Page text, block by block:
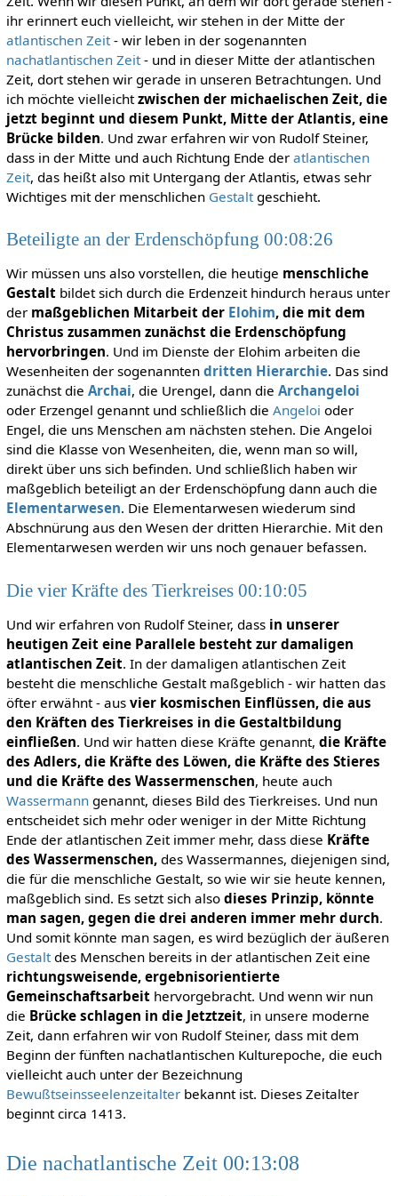
ihr erinnert euch vielleicht, wir stehen in der Mitte der
atlantischen Zeit- wir leben in der sogenannten
nachatlantischen Zeit- und in dieser Mitte der atlantischen
Zeit, dort stehen wir gerade in unseren Betrachtungen. Und
ich möchte vielleichtzwischen der michaelischen Zeit, die
jetzt beginnt und diesem Punkt, Mitte der Atlantis, eine
Brücke bilden. Und zwar erfahren wir von Rudolf Steiner,
dass in der Mitte und auch Richtung Ende der atlantischen
Zeit, das heißt also mit Untergang der Atlantis, etwas sehr
Wichtiges mit der menschlichen Gestaltgeschieht.
Beteiligte an der Erdenschöpfung 00:08:26
Wir müssen uns also vorstellen, die heutige menschliche
Gestaltbildet sich durch die Erdenzeit hindurch heraus unter
der maßgeblichen Mitarbeit der Elohim, die mit dem
Christus zusammen zunächst die Erdenschöpfung
hervorbringen. Und im Dienste der Elohim arbeiten die
Wesenheiten der sogenannten dritten Hierarchie. Das sind
zunächst die Archai, die Urengel, dann die Archangeloi
oder Erzengel genannt und schließlich die Angeloi oder
Engel, die uns Menschen am nächsten stehen. Die Angeloi
sind die Klasse von Wesenheiten, die, wenn man so will,
direkt über uns sich befinden. Und schließlich haben wir
maßgeblich beteiligt an der Erdenschöpfung dann auch die
Elementarwesen. Die Elementarwesen wiederum sind
Abschnürung aus den Wesen der dritten Hierarchie. Mit den
Elementarwesen werden wir uns noch genauer befassen.
Die vier Kräfte des Tierkreises 00:10:05
Und wir erfahren von Rudolf Steiner, dass in unserer
heutigen Zeit eine Parallele besteht zur damaligen
atlantischen Zeit. In der damaligen atlantischen Zeit
besteht die menschliche Gestalt maßgeblich - wir hatten das
öfter erwähnt - aus vier kosmischen Einflüssen, die aus
den Kräften des Tierkreises in die Gestaltbildung
einfließen. Und wir hatten diese Kräfte genannt, die Kräfte
des Adlers, die Kräfte des Löwen, die Kräfte des Stieres
und die Kräfte des Wassermenschen, heute auch
Wassermanngenannt, dieses Bild des Tierkreises. Und nun
entscheidet sich mehr oder weniger in der Mitte Richtung
Ende der atlantischen Zeit immer mehr, dass diese Kräfte
des Wassermenschen,des Wassermannes, diejenigen sind,
die für die menschliche Gestalt, so wie wir sie heute kennen,
maßgeblich sind. Es setzt sich also dieses Prinzip, könnte
man sagen, gegen die drei anderen immer mehr durch.
Und somit könnte man sagen, es wird bezüglich der äußeren
Gestaltdes Menschen bereits in der atlantischen Zeit eine
richtungsweisende, ergebnisorientierte
Gemeinschaftsarbeithervorgebracht. Und wenn wir nun
die Brücke schlagen in die Jetztzeit, in unsere moderne
Zeit, dann erfahren wir von Rudolf Steiner, dass mit dem
Beginn der fünften nachatlantischen Kulturepoche, die euch
vielleicht auch unter der Bezeichnung
Bewußtseinsseelenzeitalterbekannt ist. Dieses Zeitalter
beginnt circa 1413.
Die nachatlantische Zeit 00:13:08